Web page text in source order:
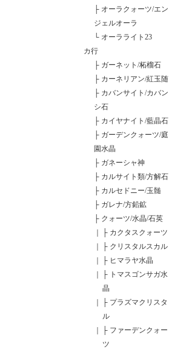
├ オーラクォーツ/エン
ジェルオーラ
└ オーラライト23
カ行
├ ガーネット/柘榴石
├ カーネリアン/紅玉随
├ カバンサイト/カバン
シ石
├ カイヤナイト/藍晶石
├ ガーデンクォーツ/庭
園水晶
├ ガネーシャ神
├ カルサイト類/方解石
├ カルセドニー/玉髄
├ ガレナ/方鉛鉱
├ クォーツ/水晶/石英
├ カクタスクォーツ
├ クリスタルスカル
├ ヒマラヤ水晶
├ トマスゴンサガ水
晶
├ プラズマクリスタ
ル
├ ファーデンクォー
ツ